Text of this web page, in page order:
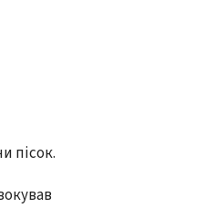
пісок.